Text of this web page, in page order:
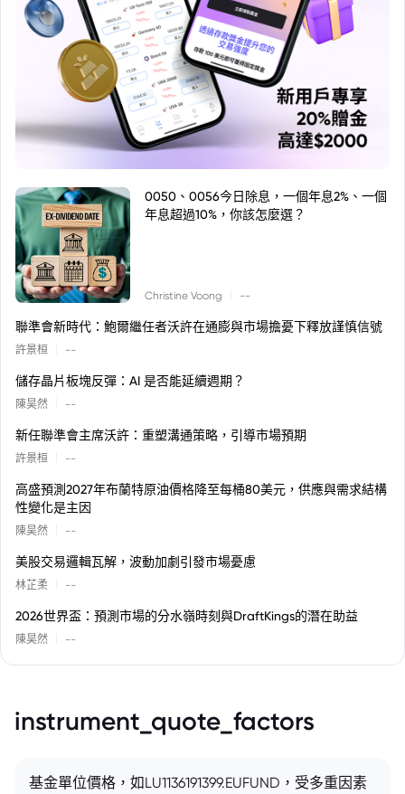
0050、0056今日除息，一個年息2%、一個
年息超過10%，你該怎麼選？
Christine Voong --
聯準會新時代：鮑爾繼任者沃許在通膨與市場擔憂下釋放謹慎信號
許景桓 --
儲存晶片板塊反彈：AI 是否能延續週期？
陳昊然 --
新任聯準會主席沃許：重塑溝通策略，引導市場預期
許景桓 --
高盛預測2027年布蘭特原油價格降至每桶80美元，供應與需求結構
性變化是主因
陳昊然 --
美股交易邏輯瓦解，波動加劇引發市場憂慮
林芷柔 --
2026世界盃：預測市場的分水嶺時刻與DraftKings的潛在助益
陳昊然 --
instrument_quote_factors
基金單位價格，如LU1136191399.EUFUND，受多重因素